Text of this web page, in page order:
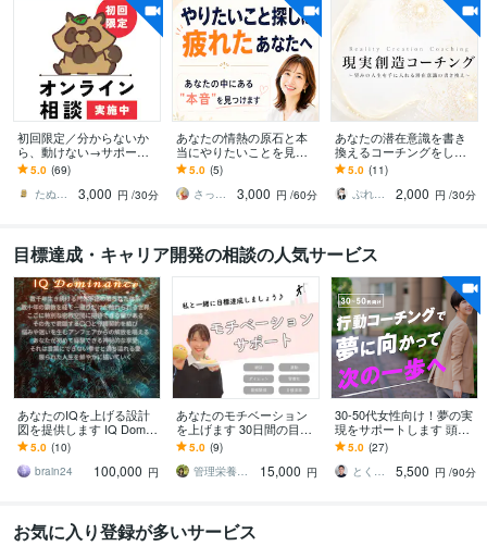
初回限定／分からないか
ら、動けない→サポート
します 何が分かっていな
いか…それが分からない
方もOK！御用聞き窓口
5.0 (69)
たぬき／あなたの味方につきます
3,000 円 /30分
あなたの情熱の原石と本
当にやりたいことを見つ
けます あなたの情熱や方
向性が質問に答えていく
だけでスルスル見つかる
5.0 (5)
さっぴ＠心理カウンセラー起業サポート
3,000 円 /60分
あなたの潜在意識を書き
換えるコーチングをしま
す 新しいゴール、セルフ
イメージを獲得する現実
創造コーチング
5.0 (11)
ぷれぜん仙人
2,000 円 /30分
目標達成・キャリア開発の相談の人気サービス
あなたのIQを上げる設計
図を提供します IQ Domin
ance 圧倒的なアップグレ
ードで人生変革
5.0 (10)
brain24
100,000 円
あなたのモチベーション
を上げます 30日間の目標
達成のサポートをしま
す！一緒に達成しましょ
う♪
5.0 (9)
管理栄養士 もも
15,000 円
30-50代女性向け！夢の実
現をサポートします 頭の
中スッキリ！ライフデザ
インコーチングで人生を
一歩先へ！
5.0 (27)
とく｜社長専属の壁打ち相手｜直感を戦略へ
5,500 円 /90分
お気に入り登録が多いサービス